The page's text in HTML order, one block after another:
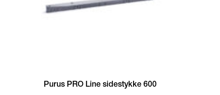
Purus PRO Line sidestykke 600